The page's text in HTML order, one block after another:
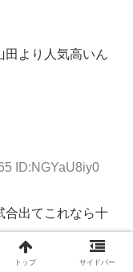
田より人気高いん
ID:NGYaU8iy0
合出てこれなら十
トップ サイドバー